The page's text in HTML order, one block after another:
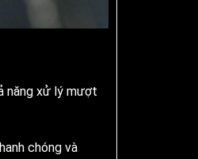
năng xử lý mượt
chóng và